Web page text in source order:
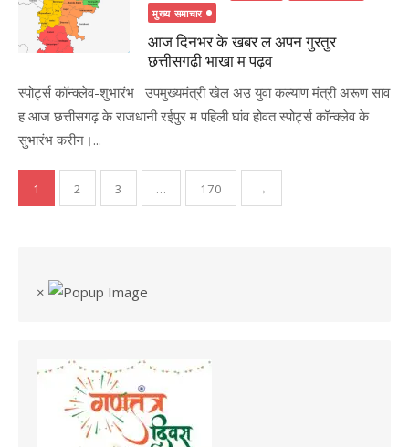
on
मुख्य समाचार
आज दिनभर के खबर ल अपन गुरतुर
छत्तीसगढ़ी भाखा म पढ़व
स्पोर्ट्स कॉन्क्लेव-शुभारंभ उपमुख्यमंत्री खेल अउ युवा कल्याण मंत्री अरूण साव
ह आज छत्तीसगढ़ के राजधानी रईपुर म पहिली घांव होवत स्पोर्ट्स कॉन्क्लेव के
सुभारंभ करीन।...
Posts
1 2 3 … 170 →
×